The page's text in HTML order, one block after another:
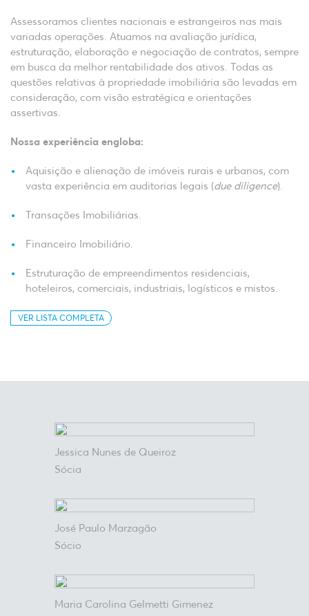
Assessoramos clientes nacionais e estrangeiros nas mais
variadas operações. Atuamos na avaliação jurídica,
estruturação, elaboração e negociação de contratos, sempre
em busca da melhor rentabilidade dos ativos. Todas as
questões relativas à propriedade imobiliária são levadas em
consideração, com visão estratégica e orientações
assertivas.
Nossa experiência engloba:
Aquisição e alienação de imóveis rurais e urbanos, com
vasta experiência em auditorias legais (due diligence).
Transações Imobiliárias.
Financeiro Imobiliário.
Estruturação de empreendimentos residenciais,
hoteleiros, comerciais, industriais, logísticos e mistos.
VER LISTA COMPLETA
Jessica Nunes de Queiroz
Sócia
José Paulo Marzagão
Sócio
Maria Carolina Gelmetti Gimenez